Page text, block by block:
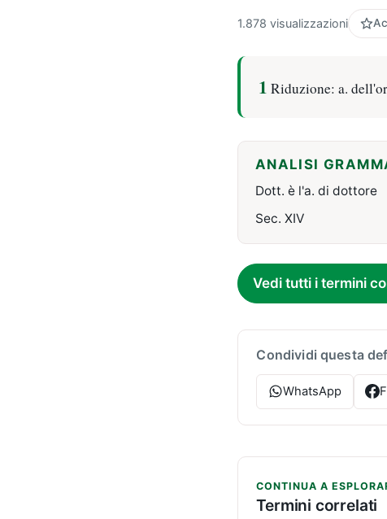
1.878 visualizzazioni
1 Riduzione: a.
ANALISI
Dott. è l'a. di dottore
Sec. XIV
Vedi tutti i termini
Condividi questa
WhatsApp
CONTINUA A
Termini correlati